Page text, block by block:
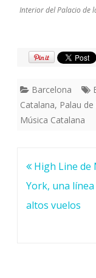
Interior del Palacio de
Barcelona
Catalana, Palau
Música Catalana
Navegación
de
entradas
High Line de
York, una
altos vuelos